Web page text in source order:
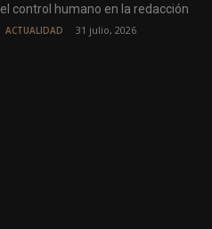
el control humano en la redacción
ACTUALIDAD 31 julio, 2026